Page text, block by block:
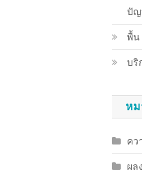
ปัญ
พื้น
บริ
ห
คว
ผล